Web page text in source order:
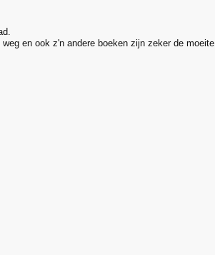
en ook z'n andere boeken zijn zeker de moeite